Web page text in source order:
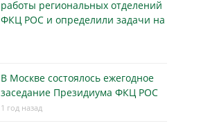
работы региональных отделений
ФКЦ РОС и определили задачи на
В Москве состоялось ежегодное
заседание Президиума ФКЦ РОС
1 год назад